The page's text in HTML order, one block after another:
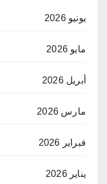
يونيو 2026
مايو 2026
أبريل 2026
مارس 2026
فبراير 2026
يناير 2026